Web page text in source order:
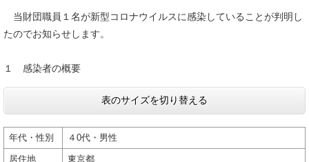
当財団職員１名が新型コロナウイルスに感染していることが判明し
たのでお知らせします。
１ 感染者の概要
表のサイズを切り替える
年代・性別 ４0代・男性
居住地 東京都